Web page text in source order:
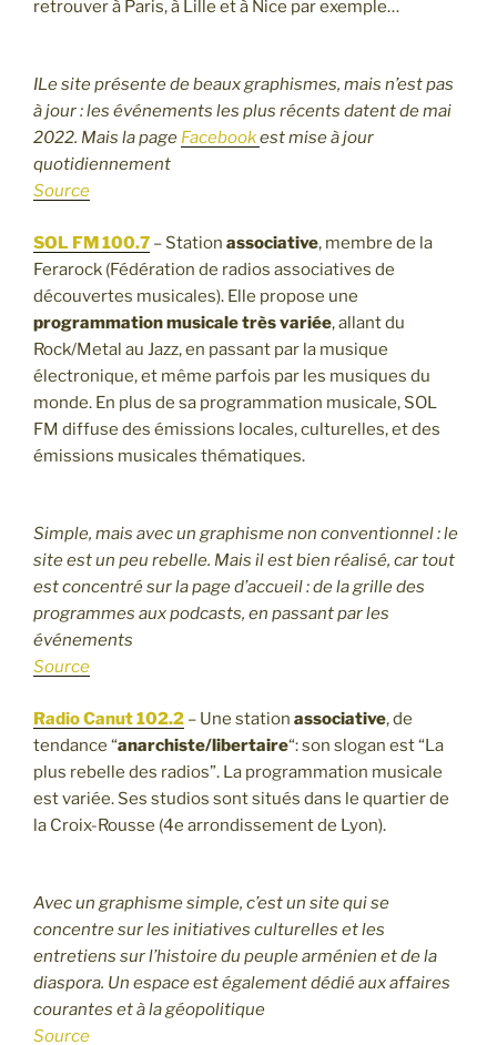
retrouver à Paris, à Lille et à Nice par exemple…
ILe site présente de beaux graphismes, mais n’est pas
à jour : les événements les plus récents datent de mai
2022. Mais la page Facebookest mise à jour
quotidiennement
Source
SOL FM 100.7 – Station associative, membre de la
Ferarock (Fédération de radios associatives de
découvertes musicales). Elle propose une
programmation musicale très variée, allant du
Rock/Metal au Jazz, en passant par la musique
électronique, et même parfois par les musiques du
monde. En plus de sa programmation musicale, SOL
FM diffuse des émissions locales, culturelles, et des
émissions musicales thématiques.
Simple, mais avec un graphisme non conventionnel : le
site est un peu rebelle. Mais il est bien réalisé, car tout
est concentré sur la page d’accueil : de la grille des
programmes aux podcasts, en passant par les
événements
Source
Radio Canut 102.2 – Une station associative, de
tendance “anarchiste/libertaire“: son slogan est “La
plus rebelle des radios”. La programmation musicale
est variée. Ses studios sont situés dans le quartier de
la Croix-Rousse (4e arrondissement de Lyon).
Avec un graphisme simple, c’est un site qui se
concentre sur les initiatives culturelles et les
entretiens sur l’histoire du peuple arménien et de la
diaspora. Un espace est également dédié aux affaires
courantes et à la géopolitique
Source